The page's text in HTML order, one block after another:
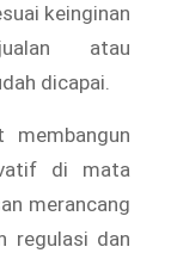
keinginan
atau
dicapai.
di mata
merancang
regulasi dan